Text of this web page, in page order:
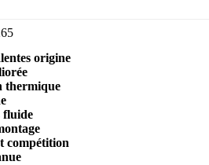
origine
thermique
fluide
compétition